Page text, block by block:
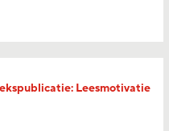
Leesmotivatie